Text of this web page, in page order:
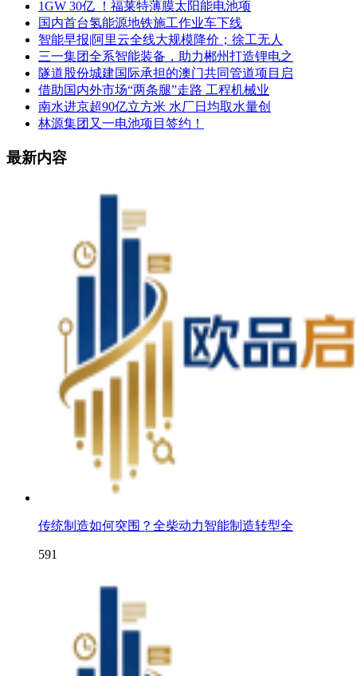
1GW 30亿 ！福莱特薄膜太阳能电池项
国内首台氢能源地铁施工作业车下线
智能早报|阿里云全线大规模降价；徐工无人
三一集团全系智能装备，助力郴州打造锂电之
隧道股份城建国际承担的澳门共同管道项目启
借助国内外市场“两条腿”走路 工程机械业
南水进京超90亿立方米 水厂日均取水量创
林源集团又一电池项目签约！
最新内容
传统制造如何突围？全柴动力智能制造转型全
591